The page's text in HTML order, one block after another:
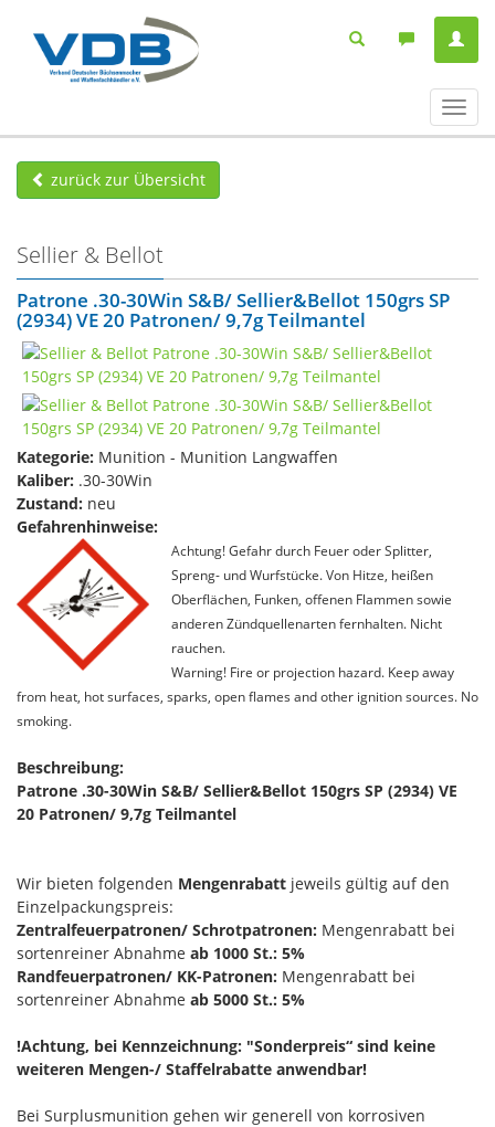
ein-/
zurück zur Übersicht
Sellier & Bellot
Patrone .30-30Win S&B/ Sellier&Bellot 150grs SP
(2934) VE 20 Patronen/ 9,7g Teilmantel
Kategorie: Munition - Munition Langwaffen
Kaliber: .30-30Win
Zustand: neu
Gefahrenhinweise:
Achtung! Gefahr durch Feuer oder Splitter,
Spreng- und Wurfstücke. Von Hitze, heißen
Oberflächen, Funken, offenen Flammen sowie
anderen Zündquellenarten fernhalten. Nicht
rauchen.
Warning! Fire or projection hazard. Keep away
from heat, hot surfaces, sparks, open flames and other ignition sources. No
smoking.
Beschreibung:
Patrone .30-30Win S&B/ Sellier&Bellot 150grs SP (2934) VE
20 Patronen/ 9,7g Teilmantel
Wir bieten folgenden Mengenrabatt jeweils gültig auf den
Einzelpackungspreis:
Zentralfeuerpatronen/ Schrotpatronen: Mengenrabatt bei
sortenreiner Abnahme ab 1000 St.: 5%
Randfeuerpatronen/ KK-Patronen: Mengenrabatt bei
sortenreiner Abnahme ab 5000 St.: 5%
!Achtung, bei Kennzeichnung: "Sonderpreis“ sind keine
weiteren Mengen-/ Staffelrabatte anwendbar!
Bei Surplusmunition gehen wir generell von korrosiven